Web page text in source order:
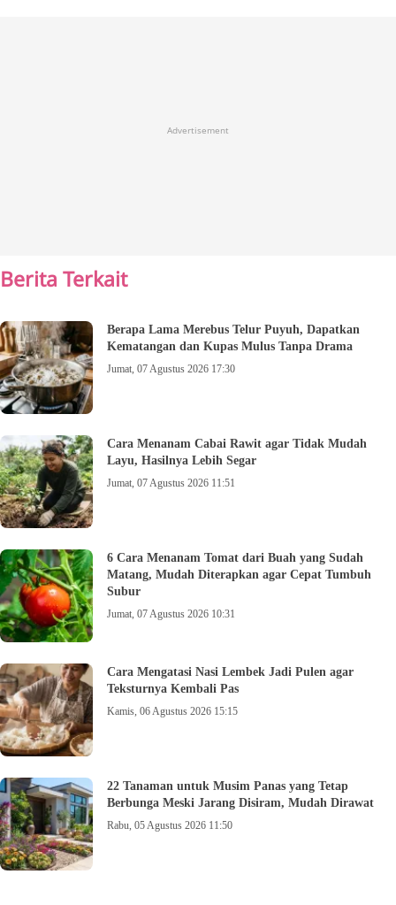
Advertisement
Berita Terkait
Berapa Lama Merebus Telur Puyuh, Dapatkan
Kematangan dan Kupas Mulus Tanpa Drama
Jumat, 07 Agustus 2026 17:30
Cara Menanam Cabai Rawit agar Tidak Mudah
Layu, Hasilnya Lebih Segar
Jumat, 07 Agustus 2026 11:51
6 Cara Menanam Tomat dari Buah yang Sudah
Matang, Mudah Diterapkan agar Cepat Tumbuh
Subur
Jumat, 07 Agustus 2026 10:31
Cara Mengatasi Nasi Lembek Jadi Pulen agar
Teksturnya Kembali Pas
Kamis, 06 Agustus 2026 15:15
22 Tanaman untuk Musim Panas yang Tetap
Berbunga Meski Jarang Disiram, Mudah Dirawat
Rabu, 05 Agustus 2026 11:50